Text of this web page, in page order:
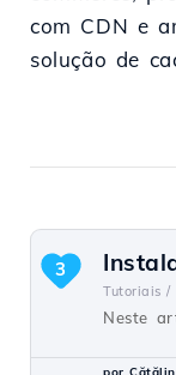
com CDN e
solução de
Tutoriais /
Neste
3